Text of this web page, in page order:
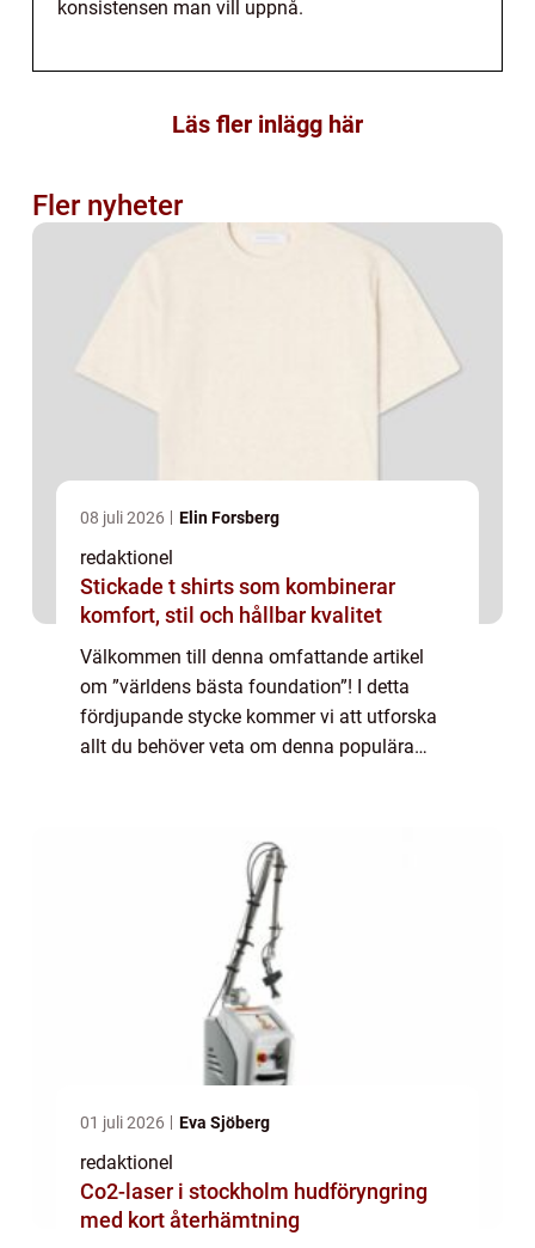
konsistensen man vill uppnå.
Läs fler inlägg här
Fler nyheter
08 juli 2026 Elin Forsberg
redaktionel
Stickade t shirts som kombinerar
komfort, stil och hållbar kvalitet
Välkommen till denna omfattande artikel
om ”världens bästa foundation”! I detta
fördjupande stycke kommer vi att utforska
allt du behöver veta om denna populära
01 juli 2026 Eva Sjöberg
redaktionel
Co2-laser i stockholm hudföryngring
med kort återhämtning